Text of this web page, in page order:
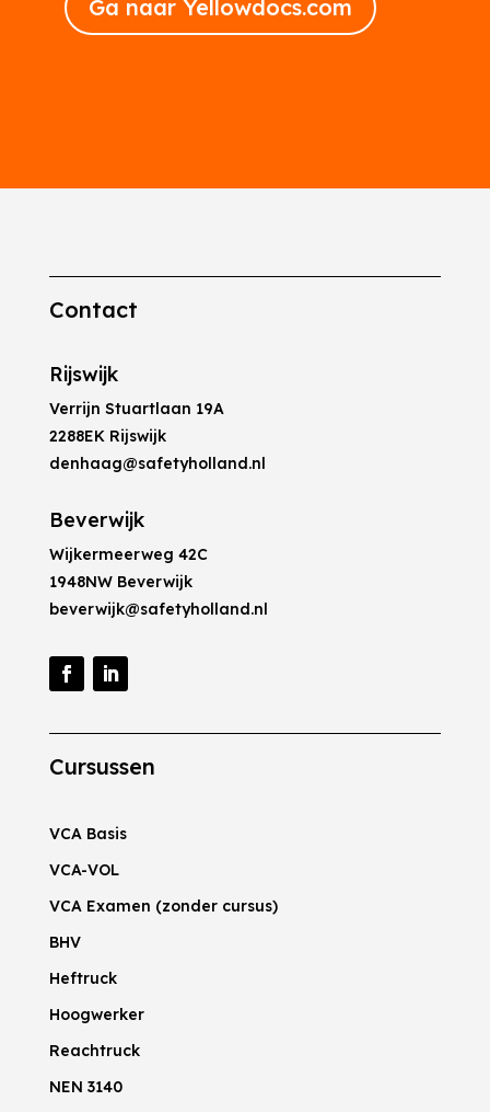
Ga naar Yellowdocs.com
Contact
Rijswijk
Verrijn Stuartlaan 19A
2288EK Rijswijk
denhaag@safetyholland.nl
Beverwijk
Wijkermeerweg 42C
1948NW Beverwijk
beverwijk@safetyholland.nl
Cursussen
VCA Basis
VCA-VOL
VCA Examen (zonder cursus)
BHV
Heftruck
Hoogwerker
Reachtruck
NEN 3140